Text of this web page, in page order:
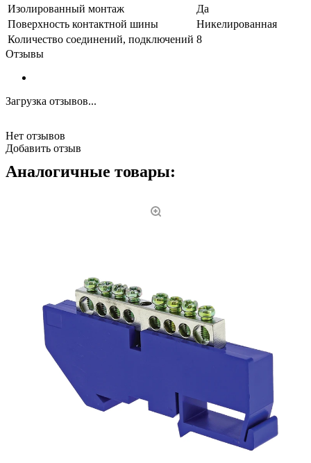
Изолированный монтаж
Да
Поверхность контактной шины
Никелированная
Количество соединений, подключений 8
Отзывы
Загрузка отзывов...
Нет отзывов
Добавить отзыв
Аналогичные товары: